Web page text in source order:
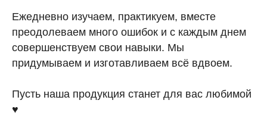
Ежедневно изучаем, практикуем, вместе
преодолеваем много ошибок и с каждым днем
совершенствуем свои навыки. Мы
придумываем и изготавливаем всё вдвоем.
Пусть наша продукция станет для вас любимой
♥